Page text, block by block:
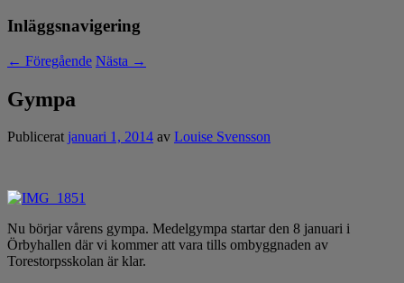
Inläggsnavigering
← Föregående Nästa →
Gympa
Publicerat januari 1, 2014 av Louise Svensson
Nu börjar vårens gympa. Medelgympa startar den 8 januari i
Örbyhallen där vi kommer att vara tills ombyggnaden av
Torestorpsskolan är klar.